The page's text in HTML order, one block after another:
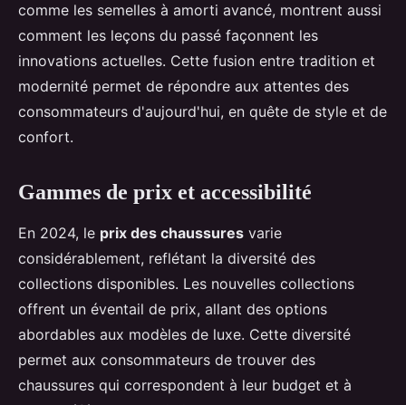
comme les semelles à amorti avancé, montrent aussi
comment les leçons du passé façonnent les
innovations actuelles. Cette fusion entre tradition et
modernité permet de répondre aux attentes des
consommateurs d'aujourd'hui, en quête de style et de
confort.
Gammes de prix et accessibilité
En 2024, le prix des chaussures varie
considérablement, reflétant la diversité des
collections disponibles. Les nouvelles collections
offrent un éventail de prix, allant des options
abordables aux modèles de luxe. Cette diversité
permet aux consommateurs de trouver des
chaussures qui correspondent à leur budget et à